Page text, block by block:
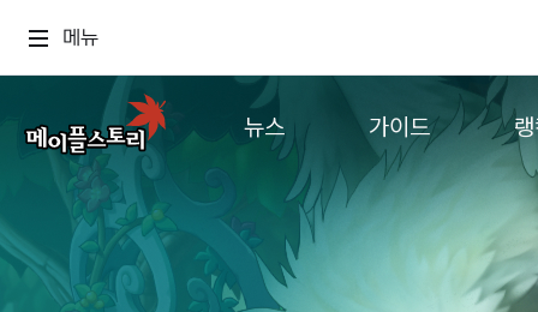
메뉴
뉴스
업데이트
이벤트
캐시샵 공지
가이드
컨텐